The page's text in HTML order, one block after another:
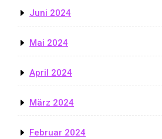
Juni 2024
Mai 2024
April 2024
März 2024
Februar 2024